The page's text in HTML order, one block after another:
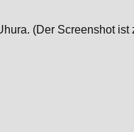
(Der Screenshot